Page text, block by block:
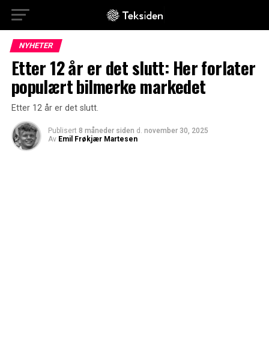
NYHETER
Etter 12 år er det slutt: Her forlater
populært bilmerke markedet
Etter 12 år er det slutt.
Publisert 8 måneder siden d. november 30, 2025
Av Emil Frøkjær Martesen